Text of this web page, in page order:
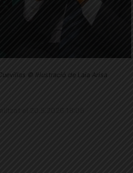
© Il·lustració de Laia Arisa